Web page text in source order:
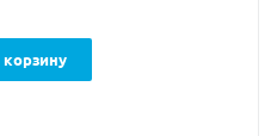
корзину